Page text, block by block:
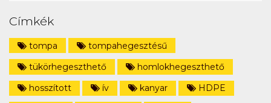
Címkék
tompa
tompahegesztésű
tükörhegeszthető
homlokhegeszthető
hosszított
ív kanyar
HDPE